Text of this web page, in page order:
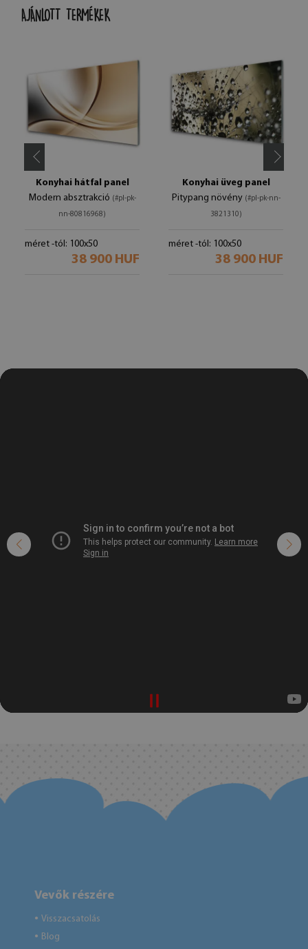
AJÁNLOTT TERMÉKEK
Konyhai hátfal panel
Modern absztrakció (#pl-pk-
nn-80816968)
méret -tól: 100x50
38 900 HUF
Konyhai üveg panel
Pitypang növény (#pl-pk-nn-
3821310)
méret -tól: 100x50
38 900 HUF
Vevők részére
● Visszacsatolás
● Blog